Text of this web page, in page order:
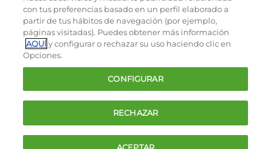
Cookies
Política de privacidad
Términos y condiciones de la oferta
Contacto
FAQ
con tus preferencias basado en un perfil elaborado a
partir de tus hábitos de navegación (por ejemplo,
páginas visitadas). Puedes obtener más información
AQUÍy configurar o rechazar su uso haciendo clic en
Opciones.
CONFIGURAR
RECHAZAR